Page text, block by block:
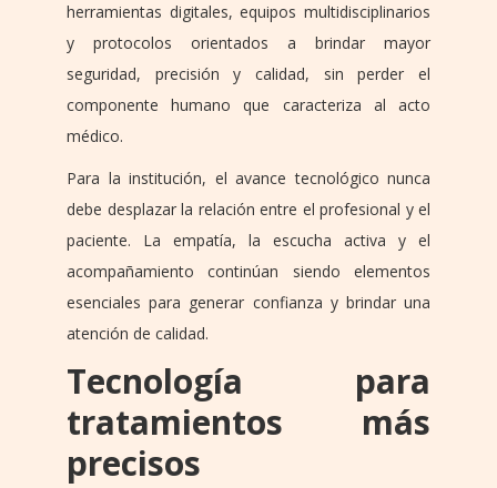
herramientas digitales, equipos multidisciplinarios
y protocolos orientados a brindar mayor
seguridad, precisión y calidad, sin perder el
componente humano que caracteriza al acto
médico.
Para la institución, el avance tecnológico nunca
debe desplazar la relación entre el profesional y el
paciente. La empatía, la escucha activa y el
acompañamiento continúan siendo elementos
esenciales para generar confianza y brindar una
atención de calidad.
Tecnología para
tratamientos más
precisos